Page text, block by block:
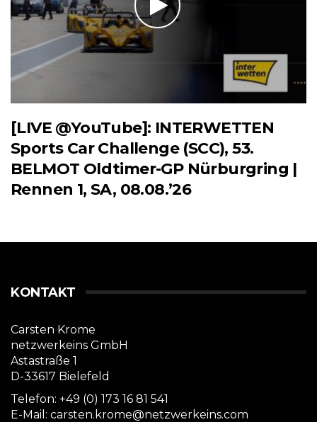
[LIVE @YouTube]: INTERWETTEN
Sports Car Challenge (SCC), 53.
BELMOT Oldtimer-GP Nürburgring |
Rennen 1, SA, 08.08.’26
KONTAKT
Carsten Krome
netzwerkeins GmbH
Astastraße 1
D-33617 Bielefeld
Telefon: +49 (0) 173 16 81 541
E-Mail: carsten.krome@netzwerkeins.com